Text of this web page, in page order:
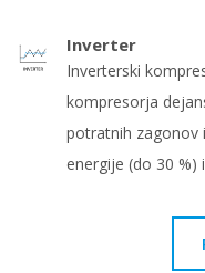
Inverter
Inverterski
kompresorja
potratnih zagonov
energije (do 30